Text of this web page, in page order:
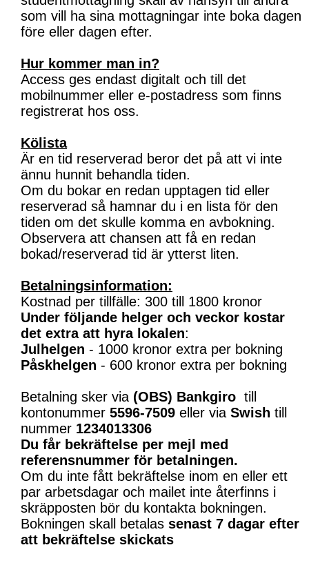
som vill ha sina mottagningar inte boka dagen
före eller dagen efter.
Hur kommer man in?
Access ges endast digitalt och till det
mobilnummer eller e-postadress som finns
registrerat hos oss.
Kölista
Är en tid reserverad beror det på att vi inte
ännu hunnit behandla tiden.
Om du bokar en redan upptagen tid eller
reserverad så hamnar du i en lista för den
tiden om det skulle komma en avbokning.
Observera att chansen att få en redan
bokad/reserverad tid är ytterst liten.
Betalningsinformation:
Kostnad per tillfälle: 300 till 1800 kronor
Under följande helger och veckor kostar
det extra att hyra lokalen:
Julhelgen - 1000 kronor extra per bokning
Påskhelgen - 600 kronor extra per bokning
Betalning sker via (OBS) Bankgiro till
kontonummer 5596-7509 eller via Swish till
nummer 1234013306
Du får bekräftelse per mejl med
referensnummer för betalningen.
Om du inte fått bekräftelse inom en eller ett
par arbetsdagar och mailet inte återfinns i
skräpposten bör du kontakta bokningen.
Bokningen skall betalas senast 7 dagar efter
att bekräftelse skickats